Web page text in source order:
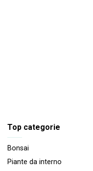
Top categorie
Bonsai
Piante da interno